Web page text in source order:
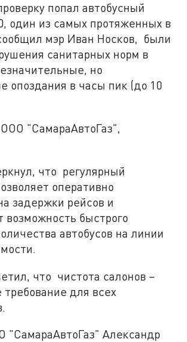
попал автобусный
один из самых протяженных в
мэр Иван Носков, были
санитарных норм в
но
опоздания в часы пик (до 10
ООО "СамараАвтоГаз",
что регулярный
оперативно
задержки рейсов и
возможность быстрого
автобусов на линии
что чистота салонов –
требование для всех
"СамараАвтоГаз" Александр